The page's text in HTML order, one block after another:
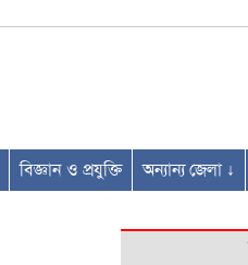
বিজ্ঞান ও প্রযুক্তি অন্যান্য জেলা ↓